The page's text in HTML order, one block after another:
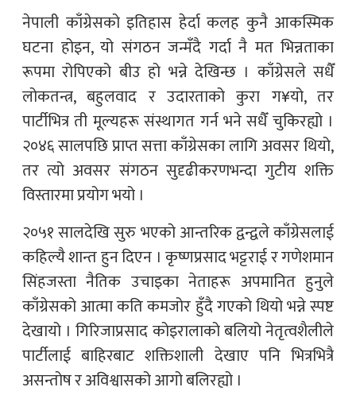
नेपाली काँग्रेसको इतिहास हेर्दा कलह कुनै आकस्मिक
घटना होइन, यो संगठन जन्मँदै गर्दा नै मत भिन्नताका
रूपमा रोपिएको बीउ हो भन्ने देखिन्छ । काँग्रेसले सधैँ
लोकतन्त्र, बहुलवाद र उदारताको कुरा ग¥यो, तर
पार्टीभित्र ती मूल्यहरू संस्थागत गर्न भने सधैँ चुकिरह्यो ।
२०४६ सालपछि प्राप्त सत्ता काँग्रेसका लागि अवसर थियो,
तर त्यो अवसर संगठन सुदृढीकरणभन्दा गुटीय शक्ति
विस्तारमा प्रयोग भयो ।
२०५१ सालदेखि सुरु भएको आन्तरिक द्वन्द्वले काँग्रेसलाई
कहिल्यै शान्त हुन दिएन । कृष्णप्रसाद भट्टराई र गणेशमान
सिंहजस्ता नैतिक उचाइका नेताहरू अपमानित हुनुले
काँग्रेसको आत्मा कति कमजोर हुँदै गएको थियो भन्ने स्पष्ट
देखायो । गिरिजाप्रसाद कोइरालाको बलियो नेतृत्वशैलीले
पार्टीलाई बाहिरबाट शक्तिशाली देखाए पनि भित्रभित्रै
असन्तोष र अविश्वासको आगो बलिरह्यो ।